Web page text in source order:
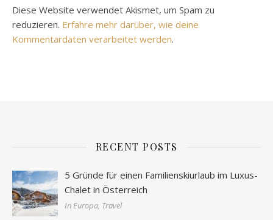
Diese Website verwendet Akismet, um Spam zu
reduzieren. Erfahre mehr darüber, wie deine
Kommentardaten verarbeitet werden.
RECENT POSTS
5 Gründe für einen Familienskiurlaub im Luxus-
Chalet in Österreich
In Europa, Travel